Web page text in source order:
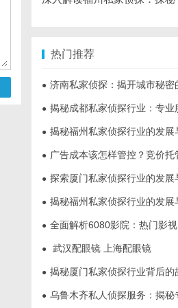
热门推荐
● 济南私家侦探：揭开城市秘密
● 揭秘成都私家侦探行业：专业服
● 揭秘福州私家侦探行业的发展与
● 广告成本该怎样管控？竞价托管专
● 探索厦门私家侦探行业的发展
● 揭秘福州私家侦探行业的发展
● 全面解析6080影院：热门影视资源
● 武汉配眼镜 上海配眼镜
● 揭秘厦门私家侦探行业背后的
● 乌鲁木齐私人侦探服务：揭秘专业调查